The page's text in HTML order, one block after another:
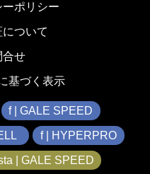
ーポリシー
ついて
合せ
基づく表示
f | GALE SPEED
f | HYPERPRO
| GALE SPEED